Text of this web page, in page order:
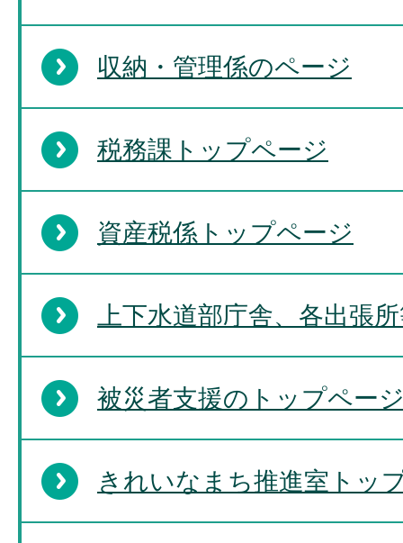
収納・管理係のページ
税務課トップページ
資産税係トップページ
上下水道部庁舎、各出張
被災者支援のトップペー
きれいなまち推進室トッ